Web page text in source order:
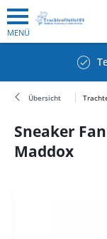
MENÜ
Übersicht
Sneaker
Maddox